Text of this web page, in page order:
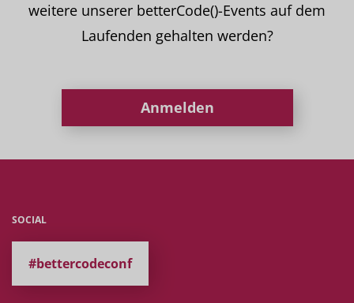
weitere unserer betterCode()-Events auf dem
Laufenden gehalten werden?
Anmelden
SOCIAL
#bettercodeconf